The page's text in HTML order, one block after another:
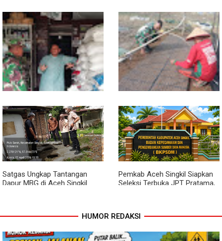
Perwira Polri
Sambil Ngopi, Plh. Pasiter
Kodim 0118/Subulussalam
Beri Motivasi Pemuda Calon
Peserta Seleksi Komcad
Lewat Komsos, Babinsa
Rundeng Pantau Stok dan
Harga Pupuk
Dari Bibit Jadi Harapan,
Babinsa Dampingi Warga
Kembangkan Semangka
Satgas Ungkap Tantangan
Dapur MBG di Aceh Singkil
Pemkab Aceh Singkil Siapkan
Seleksi Terbuka JPT Pratama,
HUMOR REDAKSI